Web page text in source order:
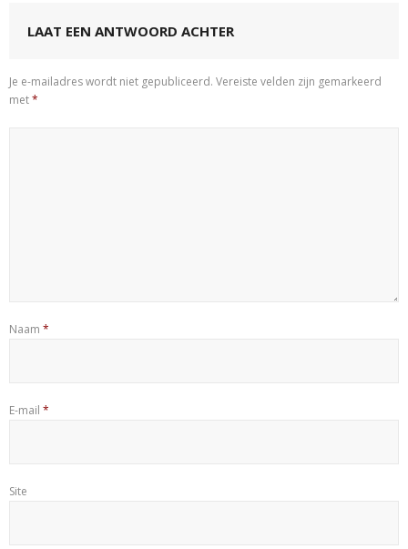
LAAT EEN ANTWOORD ACHTER
Je e-mailadres wordt niet gepubliceerd. Vereiste velden zijn gemarkeerd
met*
Naam *
E-mail *
Site